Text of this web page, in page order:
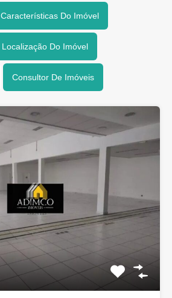
Características Do Imóvel
Localização Do Imóvel
Consultor De Imóveis